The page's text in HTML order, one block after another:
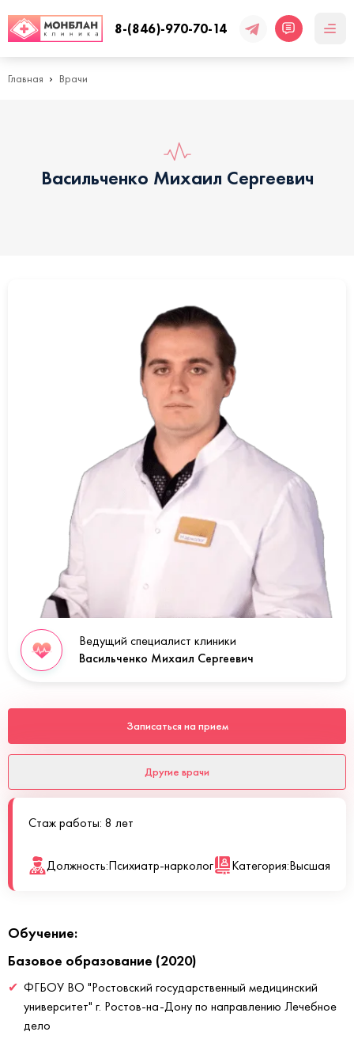
8-(846)-970-70-14
Главная Врачи
Васильченко Михаил Сергеевич
Ведущий специалист клиники
Васильченко Михаил Сергеевич
Записаться на прием
Другие врачи
Стаж работы: 8 лет
Должность:Психиатр-нарколог Категория:Высшая
Обучение:
Базовое образование (2020)
ФГБОУ ВО "Ростовский государственный медицинский
университет" г. Ростов-на-Дону по направлению Лечебное
дело